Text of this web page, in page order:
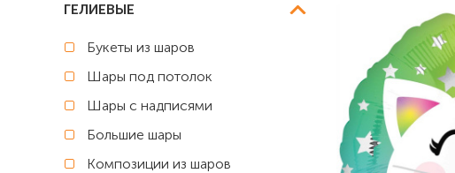
ГЕЛИЕВЫЕ
Букеты из шаров
Шары под потолок
Шары с надписями
Большие шары
Композиции из шаров